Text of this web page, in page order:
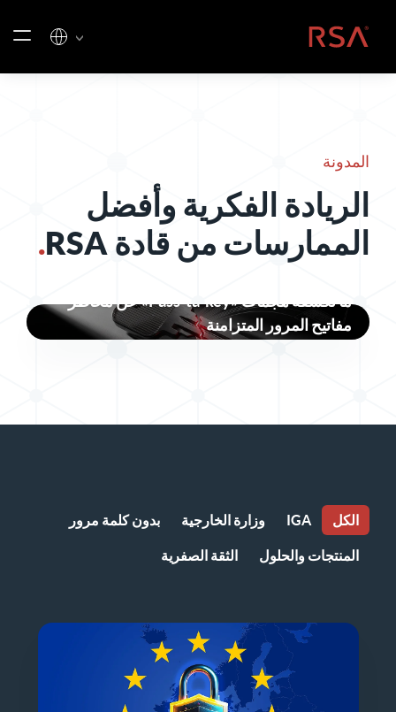
الصفحة الرئيسية
المدونة
الريادة الفكرية وأفضل
الممارسات من قادة RSA
.
ما تكشفه هجمات «Pass-ta-key» عن مخاطر
مفاتيح المرور المتزامنة
الكل IGA وزارة الخارجية بدون كلمة مرور
المنتجات والحلول الثقة الصفرية